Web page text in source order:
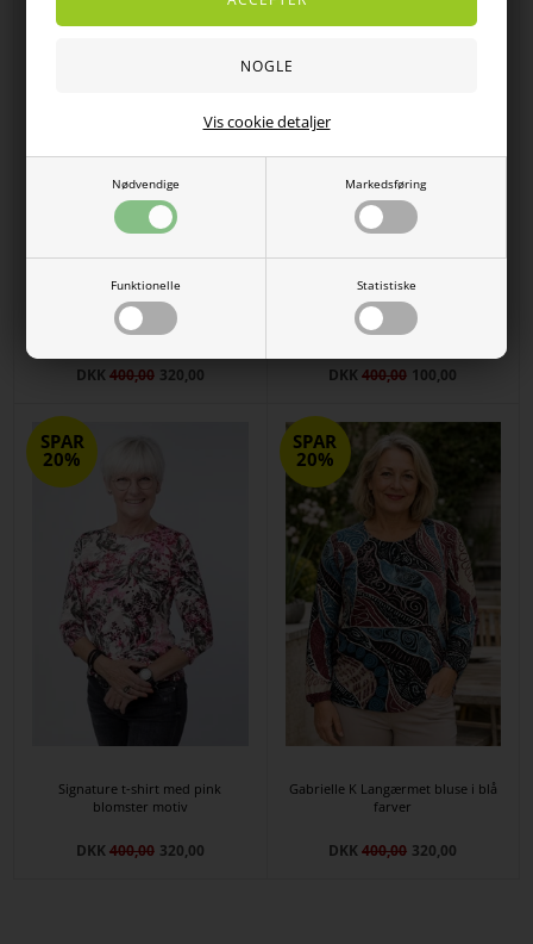
Nødvendige Markedsføring
Funktionelle Statistiske
Vis cookie detaljer
Gabriella K T-shirt med blad
mønster i pink og lange ærmer
DKK 400,00 320,00
T-shirt fra Brandtex i skønt print -
Dahlia
DKK400,00 100,00
SPAR
20%
Signature t-shirt med pink
blomster motiv
DKK400,00 320,00
SPAR
20%
Gabrielle K Langærmet bluse i blå
farver
DKK400,00 320,00